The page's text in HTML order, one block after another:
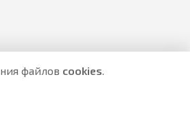
файлов cookies.